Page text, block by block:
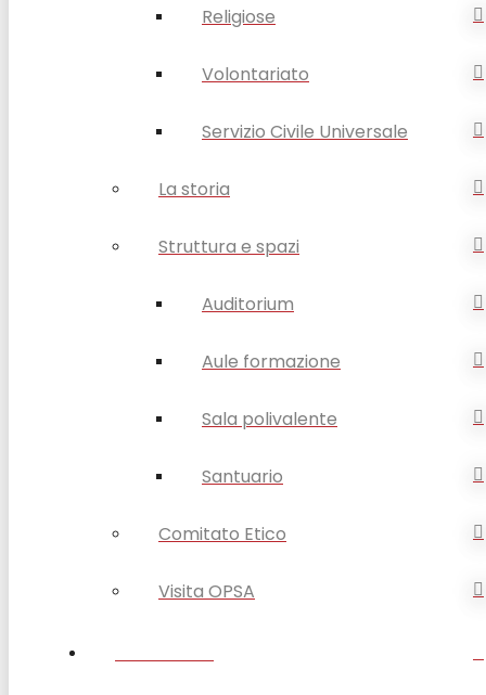
Religiose
Volontariato
Servizio Civile Universale
La storia
Struttura e spazi
Auditorium
Aule formazione
Sala polivalente
Santuario
Comitato Etico
Visita OPSA